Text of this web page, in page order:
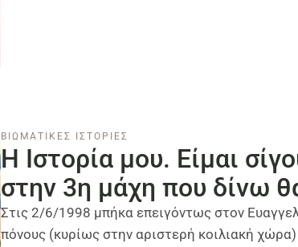
ΒΙΩΜΑΤΙΚΕΣ ΙΣΤΟΡΙΕΣ
Η Ιστορία μου. Είμαι
στην 3η μάχη που δίνω
Στις 2/6/1998 μπήκα επειγόντως στον
πόνους (κυρίως στην αριστερή κοιλιακή